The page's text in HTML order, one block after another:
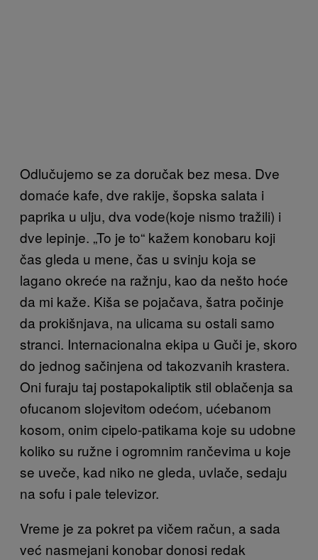
Odlučujemo se za doručak bez mesa. Dve
domaće kafe, dve rakije, šopska salata i
paprika u ulju, dva vode(koje nismo tražili) i
dve lepinje. „To je to“ kažem konobaru koji
čas gleda u mene, čas u svinju koja se
lagano okreće na ražnju, kao da nešto hoće
da mi kaže. Kiša se pojačava, šatra počinje
da prokišnjava, na ulicama su ostali samo
stranci. Internacionalna ekipa u Guči je, skoro
do jednog sačinjena od takozvanih krastera.
Oni furaju taj postapokaliptik stil oblačenja sa
ofucanom slojevitom odećom, ućebanom
kosom, onim cipelo-patikama koje su udobne
koliko su ružne i ogromnim rančevima u koje
se uveče, kad niko ne gleda, uvlače, sedaju
na sofu i pale televizor.
Vreme je za pokret pa vičem račun, a sada
već nasmejani konobar donosi redak